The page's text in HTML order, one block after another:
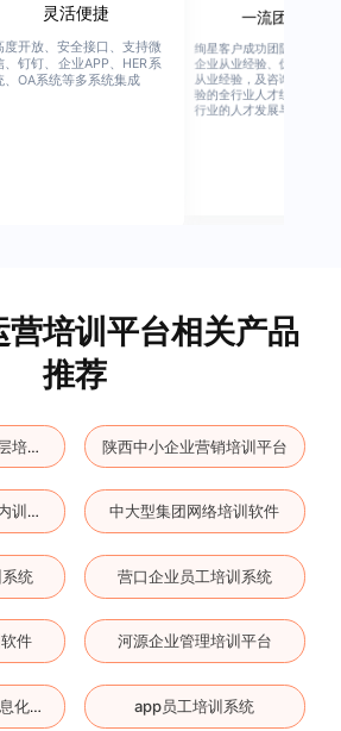
灵活便捷
度开放、安全接口、支持微
、钉钉、企业APP、HER系
、OA系统等多系统集成
一流团队
绚星客户成功团队，由有多
企业从业经验、优秀培训机
从业经验，及咨询公司从业
验的全行业人才组成，涉猎
行业的人才发展与培养模块
营培训平台相关产品
推荐
500强企业集团中高层培训平台 陕西中小企业营销培训平台
500强企业企业网上内训工具 中大型集团网络培训软件
统 营口企业员工培训系统
件 河源企业管理培训平台
特种作业培训远程信息化系统 app员工培训系统